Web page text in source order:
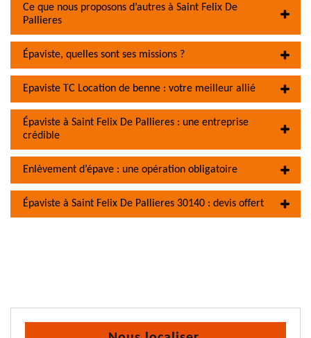
Ce que nous proposons d’autres à Saint Felix De
Pallieres
Épaviste, quelles sont ses missions ?
Epaviste TC Location de benne : votre meilleur allié
Épaviste à Saint Felix De Pallieres : une entreprise
crédible
Enlèvement d’épave : une opération obligatoire
Épaviste à Saint Felix De Pallieres 30140 : devis offert